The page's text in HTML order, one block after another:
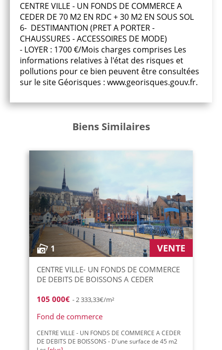
CENTRE VILLE - UN FONDS DE COMMERCE A
CEDER DE 70 M2 EN RDC + 30 M2 EN SOUS SOL
6- DESTIMANTION (PRET A PORTER -
CHAUSSURES - ACCESSOIRES DE MODE)
- LOYER : 1700 €/Mois charges comprises Les
informations relatives à l'état des risques et
pollutions pour ce bien peuvent être consultées
sur le site Géorisques : www.georisques.gouv.fr.
Biens Similaires
1 VENTE
CENTRE VILLE- UN FONDS DE COMMERCE
DE DEBITS DE BOISSONS A CEDER
105 000€ - 2 333,33€/m²
Fond de commerce
CENTRE VILLE - UN FONDS DE COMMERCE A CEDER
DE DEBITS DE BOISSONS - D'une surface de 45 m2